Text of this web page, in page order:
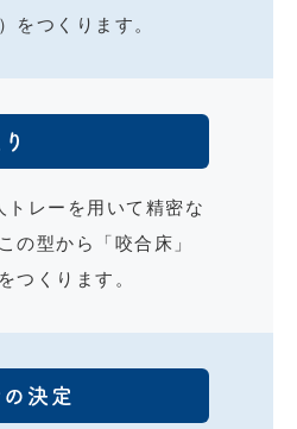
をつくります。
トレーを用いて精密な
の型から「咬合床」
つくります。
決定